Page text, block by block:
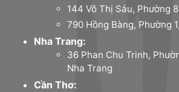
144 Võ Thị Sáu, Phường
790 Hồng Bàng, Phường
Nha Trang:
36 Phan Chu Trinh,
Nha Trang
Cần Thơ: